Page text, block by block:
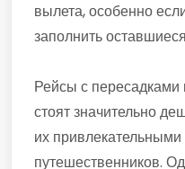
вылета, особенно
заполнить
Рейсы с пересадками
стоят значительно
их
путешественников.